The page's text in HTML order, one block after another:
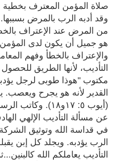
صلاة المؤمن المعترف بخطية
وقد أدبه الرب بالمرض
من المرض عند الإعتراف
هو جميل أن يكون لدى
والإعتراف بالخطأ وفهم
التأديب، لأنها الطريق
مكتوب "هوذا طوبى لرجل
القدير لأنه هو يجرح
(أيوب ٥: ١٧و١٨).
عن مسألة التأديب الإلهي
في قداسة الله وتوثيق
الرب يؤدبه. ويجلد كل إبن
التأديب يعاملكم الله